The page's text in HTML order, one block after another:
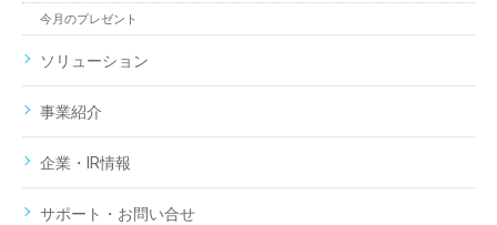
今月のプレゼント
ソリューション
事業紹介
企業・IR情報
サポート・お問い合せ